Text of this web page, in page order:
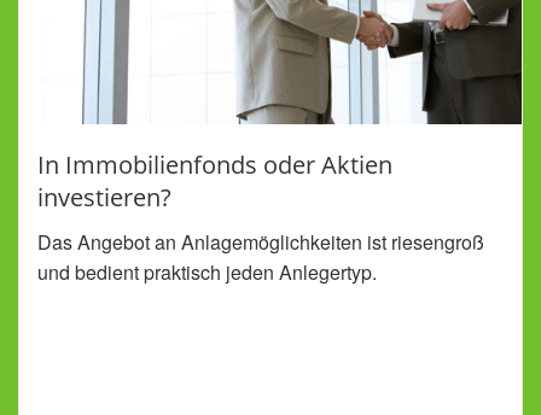
In Immobilienfonds oder Aktien
investieren?
Das Angebot an Anlagemöglichkeiten ist riesengroß
und bedient praktisch jeden Anlegertyp.